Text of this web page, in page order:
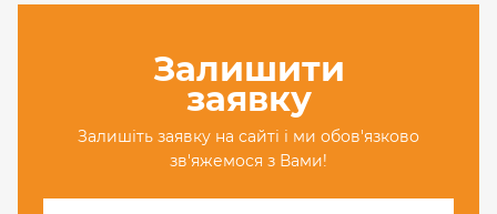
Залишити
заявку
Залишіть заявку на сайті і ми обов'язково
зв'яжемося з Вами!